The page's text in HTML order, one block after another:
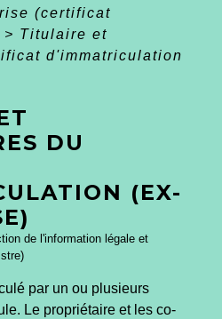
(certificat
> Titulaire et
d'immatriculation
DU
(EX-
de l'information légale et
par un ou plusieurs
Le propriétaire et les co-